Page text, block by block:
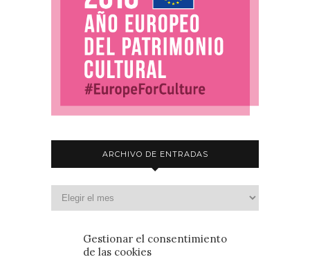
Gestionar el consentimiento
de las cookies
ARCHIVO DE ENTRADAS